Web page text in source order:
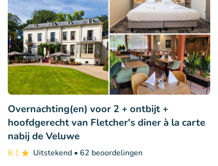
Overnachting(en) voor 2 + ontbijt +
hoofdgerecht van Fletcher's diner à la carte
nabij de Veluwe
8.1 Uitstekend • 62 beoordelingen